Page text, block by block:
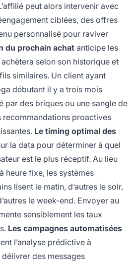
peut alors intervenir avec
ciblées, des offres
personnalisé pour raviver
du prochain achat anticipe les
selon son historique et
similaires. Un client ayant
débutant il y a trois mois
par des briques ou une sangle de
recommandations proactives
Le timing optimal des
la data pour déterminer à quel
est le plus réceptif. Au lieu
heure fixe, les systèmes
lisent le matin, d’autres le soir,
le week-end. Envoyer au
sensiblement les taux
Les campagnes automatisées
l’analyse prédictive à
des messages